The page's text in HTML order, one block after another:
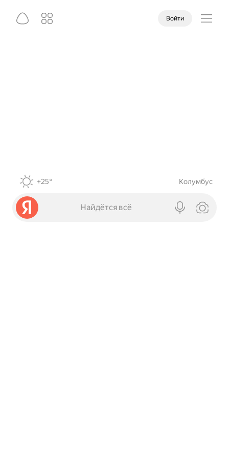
Войти
+25° Колумбус
Найдётся всё